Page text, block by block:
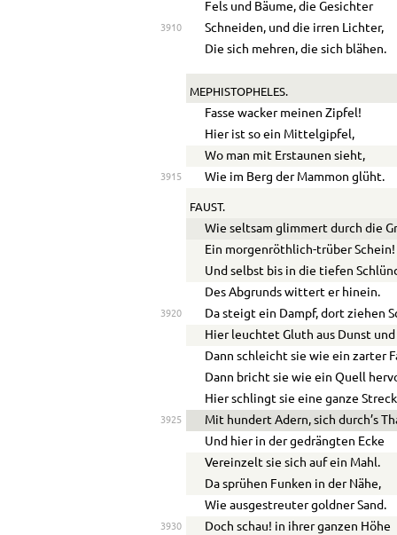
Fels und Bäume, die Gesichter
3910
Schneiden, und die irren Lichter,
Die sich mehren, die sich blähen.
MEPHISTOPHELES.
Fasse wacker meinen Zipfel!
Hier ist so ein Mittelgipfel,
Wo man mit Erstaunen sieht,
3915 Wie im Berg der Mammon glüht.
FAUST.
Wie seltsam glimmert durch die
Ein morgenröthlich-trüber Schein!
Und selbst bis in die tiefen
Des Abgrunds wittert er hinein.
3920
Da steigt ein Dampf, dort ziehen
Hier leuchtet Gluth aus Dunst und
Dann schleicht sie wie ein zarter
Dann bricht sie wie ein Quell
Hier schlingt sie eine ganze
3925
Mit hundert Adern, sich durch’s
Und hier in der gedrängten Ecke
Vereinzelt sie sich auf ein Mahl.
Da sprühen Funken in der Nähe,
Wie ausgestreuter goldner Sand.
3930 Doch schau! in ihrer ganzen Höhe